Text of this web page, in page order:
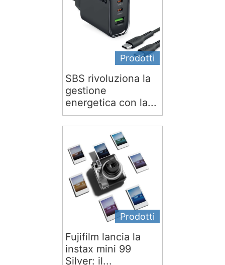
Prodotti
SBS rivoluziona la
gestione
energetica con la...
Prodotti
Fujifilm lancia la
instax mini 99
Silver: il...